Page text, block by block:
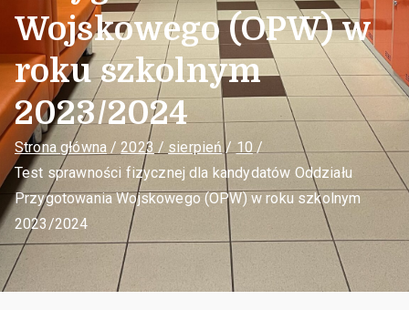
Wojskowego (OPW) w
roku szkolnym
2023/2024
Strona główna 2023 sierpień
10
Test sprawności fizycznej dla kandydatów Oddziału
Przygotowania Wojskowego (OPW) w roku szkolnym
2023/2024